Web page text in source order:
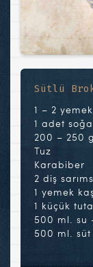
Sütlü
1 – 2
1 adet
200 – 250
Tuz
Karabiber
2 diş
1 yemek
1 küçük
500 ml. su
500 ml. süt